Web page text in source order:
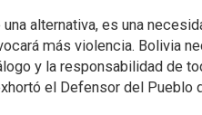
alternativa, es una
más violencia. Bolivia
y la responsabilidad de
el Defensor del Pueblo